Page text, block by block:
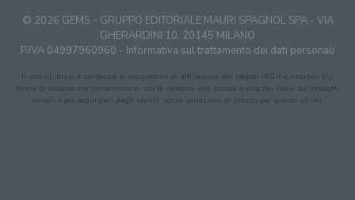
© 2026 GEMS - GRUPPO EDITORIALE MAURI SPAGNOL SPA - VIA
GHERARDINI 10, 20145 MILANO
P.IVA 04997960960 - Informativa sul trattamento dei dati personali
Il sito ilLibraio.it partecipa ai programmi di affiliazione dei negozi IBS.it e Amazon EU,
forme di accordo che consentono ai siti di recepire una piccola quota dei ricavi sui prodotti
linkati e poi acquistati dagli utenti, senza variazione di prezzo per questi ultimi.